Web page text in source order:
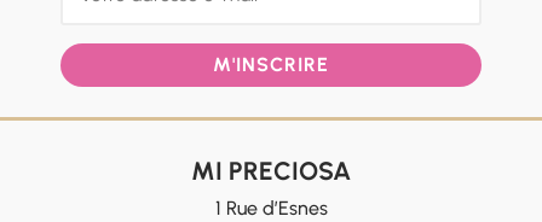
M'INSCRIRE
MI PRECIOSA
1 Rue d’Esnes